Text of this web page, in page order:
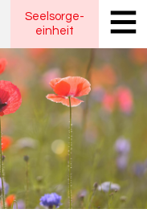
Seelsorge-
einheit